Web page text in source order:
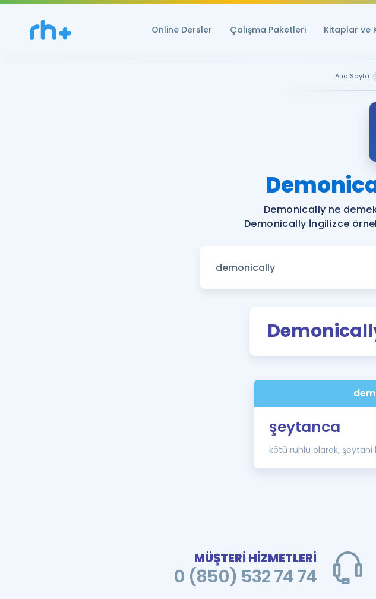
Online Dersler Çalışma Paketleri Kitaplar ve
Ana Sayfa
Demonically ne
Demonically İngilizce
şeytanca
kötü ruhlu olarak, şeytani
MÜŞTERİ HİZMETLERİ
0 (850) 532 74 74